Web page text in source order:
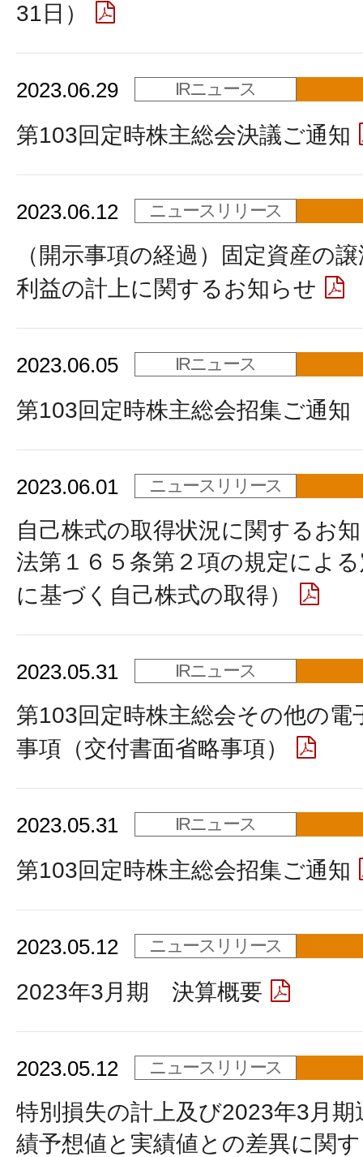
31日）
2023.06.29 IRニュース
第103回定時株主総会決議ご通知
2023.06.12 ニュースリリース
（開示事項の経過）固定資産の
利益の計上に関するお知らせ
2023.06.05 IRニュース
第103回定時株主総会招集ご通知
2023.06.01 ニュースリリース
自己株式の取得状況に関するお
法第１６５条第２項の規定によ
に基づく自己株式の取得）
2023.05.31 IRニュース
第103回定時株主総会その他の電
事項（交付書面省略事項）
2023.05.31 IRニュース
第103回定時株主総会招集ご通知
2023.05.12 ニュースリリース
2023年3月期 決算概要
2023.05.12 ニュースリリース
特別損失の計上及び2023年3月期
績予想値と実績値との差異に関